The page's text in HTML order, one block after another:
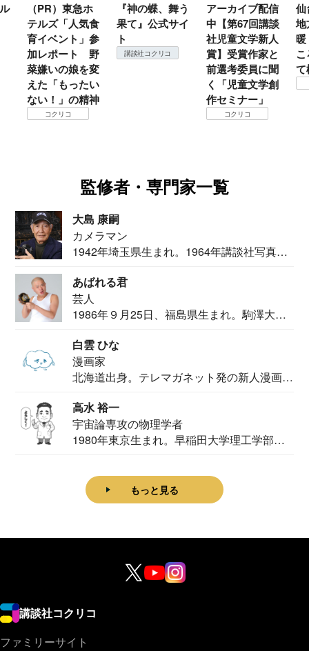
（PR）東急ホ
テルズ「人気食
育イベント」参
加レポート 野
菜嫌いの娘を変
えた「もったい
ない！」の精神
コクリコ
『神の蝶、舞う
果て』公式サイ
ト
講談社コクリコ
アーカイブ配信
中【第67回講談
社児童文学新人
賞】受賞作家と
前選考委員に聞
く「児童文学創
作セミナー」
コクリコ
仙
地
て
監修者・専門家一覧
大島 康嗣
カメラマン
1942年埼玉県生まれ。1964年講談社写真部
あばれる君
芸人
1986年９月25日、福島県生まれ。駒澤大学
白雲 ひな
漫画家
北海道出身。テレマガネット発の新人漫画
高水 裕一
宇宙論専攻の物理学者
1980年東京生まれ。早稲田大学理工学部物
もっと見る
講談社コクリコ
ファミリーサイト